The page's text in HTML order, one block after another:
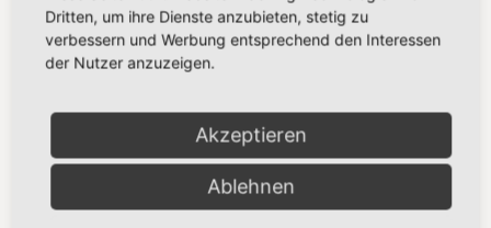
„Europa darf seinen Zahlungsverkehr
nicht länger anderen überlassen“
13. Juli 2026
„Der Kampf gegen Missbrauchsbilder
im Netz verdient mehr als eine
Übergangslösung“
8. Juli 2026
Dritten, um ihre Dienste anzubieten, stetig zu
verbessern und Werbung entsprechend den Interessen
der Nutzer anzuzeigen.
Akzeptieren
Ablehnen